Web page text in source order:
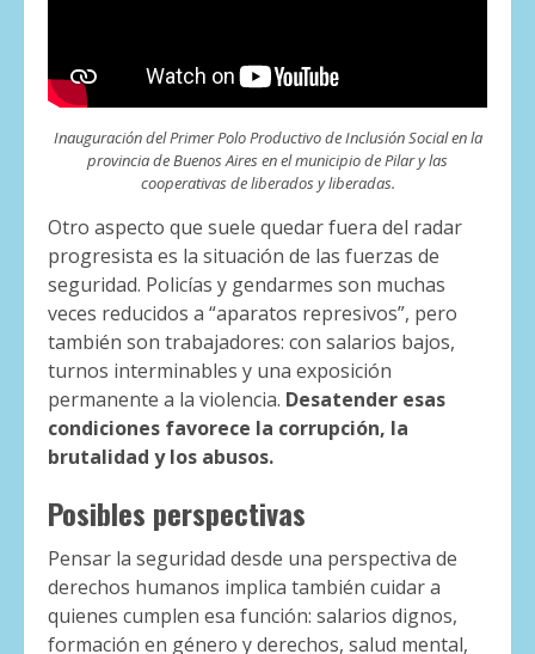
Inauguración del Primer Polo Productivo de Inclusión Social en la
provincia de Buenos Aires en el municipio de Pilar y las
cooperativas de liberados y liberadas.
Otro aspecto que suele quedar fuera del radar
progresista es la situación de las fuerzas de
seguridad. Policías y gendarmes son muchas
veces reducidos a “aparatos represivos”, pero
también son trabajadores: con salarios bajos,
turnos interminables y una exposición
permanente a la violencia. Desatender esas
condiciones favorece la corrupción, la
brutalidad y los abusos.
Posibles perspectivas
Pensar la seguridad desde una perspectiva de
derechos humanos implica también cuidar a
quienes cumplen esa función: salarios dignos,
formación en género y derechos, salud mental,